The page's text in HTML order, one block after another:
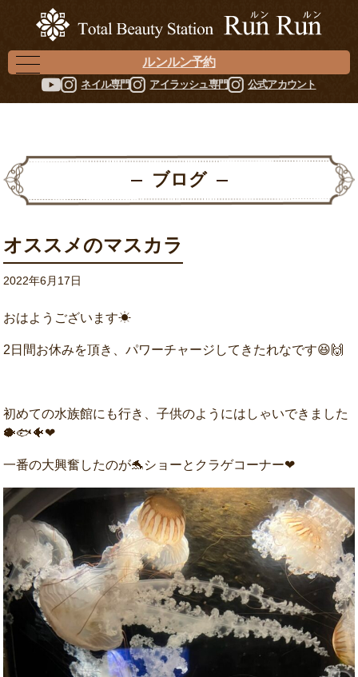
ルンルン予約
ネイル専門 アイラッシュ専門 公式アカウント
ブログ
オススメのマスカラ
2022年6月17日
おはようございます☀
2日間お休みを頂き、パワーチャージしてきたれなです😆🙌
初めての水族館にも行き、子供のようにはしゃいできました
🐡🐟🐠❤
一番の大興奮したのが🐬ショーとクラゲコーナー❤